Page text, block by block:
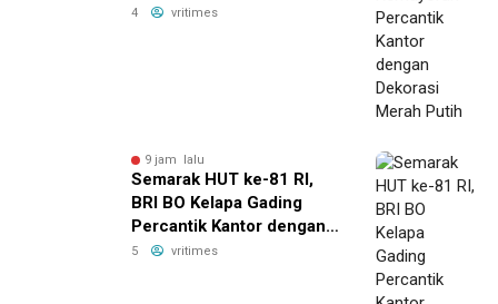
Dekorasi Merah Putih
4 vritimes
9 jam lalu
Semarak HUT ke-81 RI,
BRI BO Kelapa Gading
Percantik Kantor dengan
Nuansa Merah Putih
5 vritimes